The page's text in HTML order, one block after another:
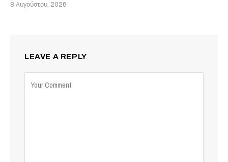
8 Αυγούστου, 2026
LEAVE A REPLY